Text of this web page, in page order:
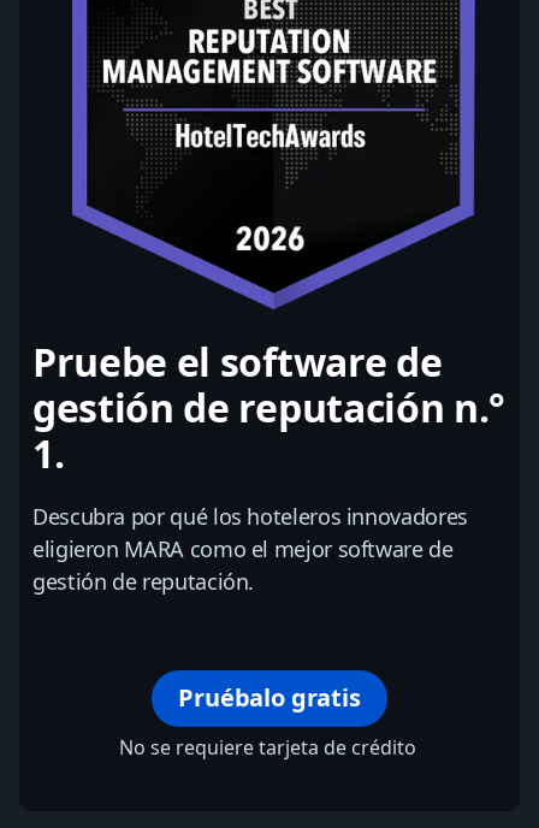
Pruebe el software de
gestión de reputación n.°
1.
Descubra por qué los hoteleros innovadores
eligieron MARA como el mejor software de
gestión de reputación.
Pruébalo gratis
No se requiere tarjeta de crédito